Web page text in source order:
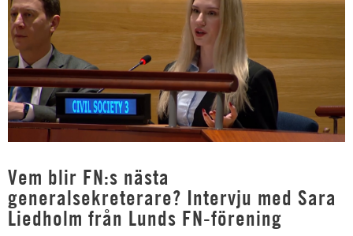
Vem blir FN:s nästa
generalsekreterare? Intervju med Sara
Liedholm från Lunds FN-förening